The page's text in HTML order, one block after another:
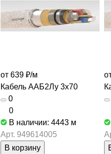
от 639 ₽/м
Кабель ААБ2Лу 3х70
0
0
В наличии: 4443 м
Арт. 949614005
В корзину